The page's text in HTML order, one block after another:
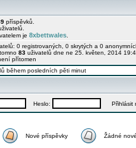
příspěvků.
je 8xbettwales
0 registrovaných, 0 skrytých a 0
83 uživatelů dne ne 25. květen, 2014
přítomen
během posledních pěti minut
Heslo: Přihlásit
Nové příspěvky Žádné